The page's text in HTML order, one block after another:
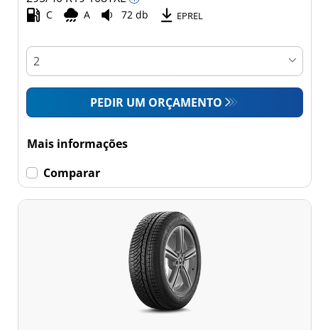
Comercial (0)
Esvaziamento limitado
Runflat (0)
Sem esvaziamento
opções
C A 72 db EPREL
PEDIR UM ORÇAMENTO
Mais informações
Comparar